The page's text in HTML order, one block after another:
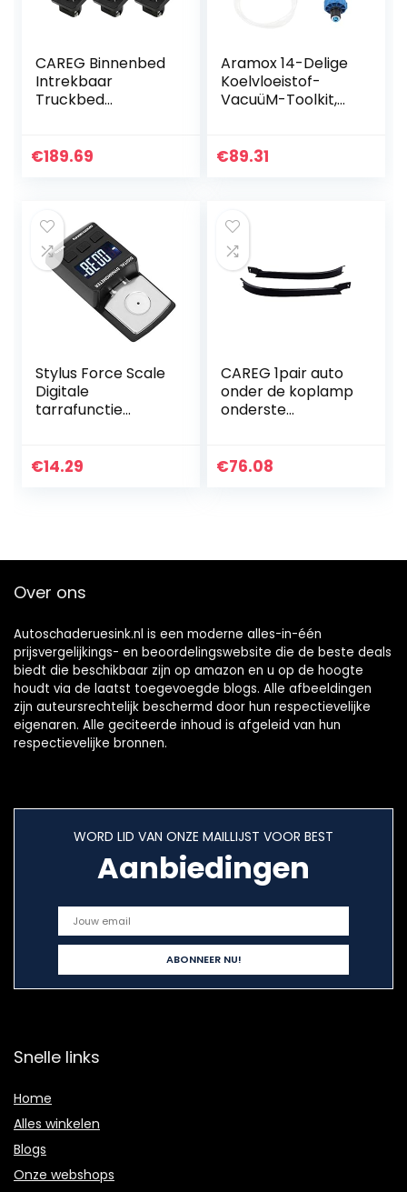
CAREG Binnenbed
Intrekbaar
Truckbed
compatibel met
€189.69
Aramox 14-Delige
Koelvloeistof-
VacuüM-Toolkit,
Radiator-VacuüM-
€89.31
Stylus Force Scale
Digitale
tarrafunctie
voor thuis voor op
€14.29
CAREG 1pair auto
onder de koplamp
onderste
met Mercedes
€76.08
Over ons
Autoschaderuesink.nl is een moderne alles-in-één
prijsvergelijkings- en beoordelingswebsite die de beste deals
biedt die beschikbaar zijn op amazon en u op de hoogte
houdt via de laatst toegevoegde blogs. Alle afbeeldingen
zijn auteursrechtelijk beschermd door hun respectievelijke
eigenaren. Alle geciteerde inhoud is afgeleid van hun
respectievelijke bronnen.
WORD LID VAN ONZE MAILLIJST VOOR BEST
Aanbiedingen
Snelle links
Home
Alles winkelen
Blogs
Onze webshops